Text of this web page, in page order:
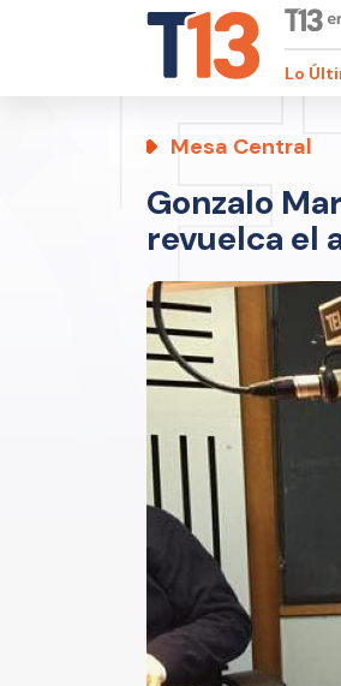
Lo
Mesa Central
Gonzalo
revuelca el